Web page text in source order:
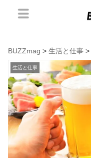
BUZZmag > 生活と仕事 >
生活と仕事